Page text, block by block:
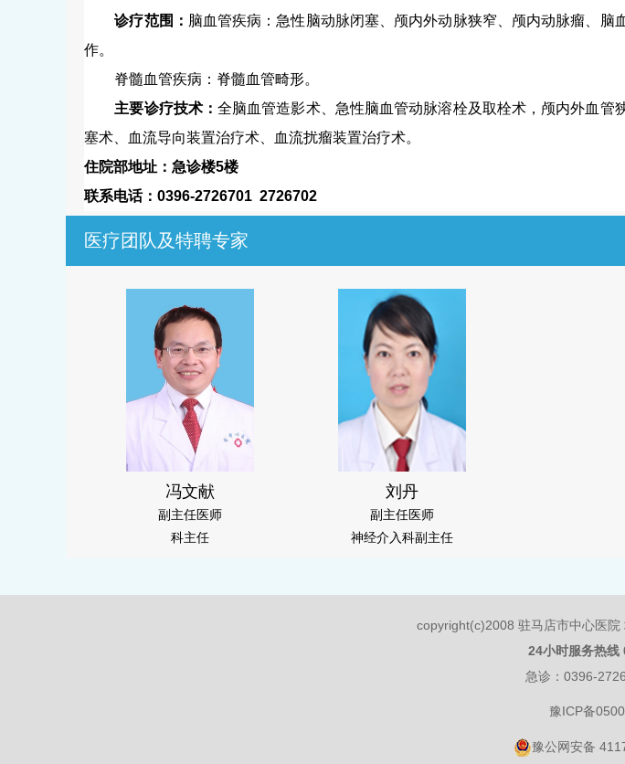
诊疗范围： 脑血管疾病：急性脑动脉闭塞、颅内外动脉狭窄、颅内动脉瘤、脑
作。
脊髓血管疾病：脊髓血管畸形。
主要诊疗技术：全脑血管造影术、急性脑血管动脉溶栓及取栓术，颅内外血管
塞术、血流导向装置治疗术、血流扰瘤装置治疗术。
住院部地址：急诊楼5楼
联系电话： 0396-2726701 2726702
医疗团队及特聘专家
冯文献
副主任医师
科主任
刘丹
副主任医师
神经介入科副主任
copyright(c)2008 驻马店市中心医
24小时服务热线
急诊：0396-
豫ICP备
豫公网安备